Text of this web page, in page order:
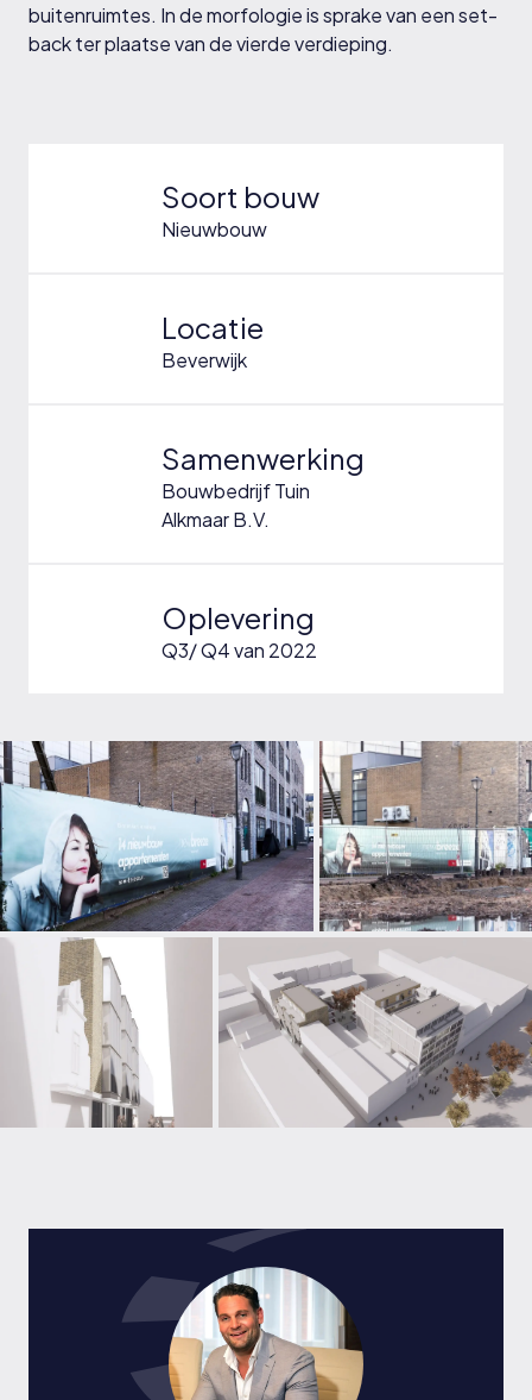
buitenruimtes. In de morfologie is sprake van een set-
back ter plaatse van de vierde verdieping.
Soort bouw
Nieuwbouw
Locatie
Beverwijk
Samenwerking
Bouwbedrijf Tuin
Alkmaar B.V.
Oplevering
Q3/ Q4 van 2022